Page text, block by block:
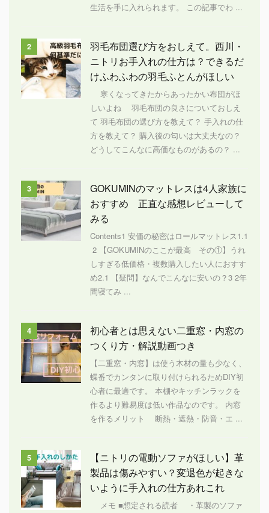
生活を手に入れられます。 この記事でわ ...
2
羽毛布団選び方をおしえて。西川・
ニトリお手入れの仕方は？できるだ
けふわふわの羽毛ふとんがほしい
寒くなってきたからあったかい布団がほ
しいよね 羽毛布団の良さについておしえ
て 羽毛布団の選び方を教えて？ 手入れの仕
方を教えて？ 購入後の匂いは大丈夫なの？
どうしてこんなに高価なものがあるの？ ...
3
GOKUMINのマットレスは4人家族に
おすすめ 正直な感想レビューして
みる
Contents1 安価の秘密はロールマットレス1.1
2 【GOKUMINのここが最高 その①】うれ
しすぎる低価格・複数購入したい人におすす
め2.1 【疑問】なんでこんなに安いの？3 2年
間寝てみ ...
4
初心者とは思えない二重窓・内窓の
つくり方・解説動画つき
【二重窓・内窓】は使う木材の量も少なく、
蝶番でカンタンに取り付けられるためDIY初
心者に最適です。 本棚やキッチンラックを
作るより難易度は低い作品なのです。 内窓
を作るメリット 断熱・遮熱・防音・エ ...
5
【ニトリの電動ソファがほしい】革
製品は傷みやすい？変退色が起きな
いように手入れの仕方あれこれ
メモ ■想定される読者 ・革製のソファ